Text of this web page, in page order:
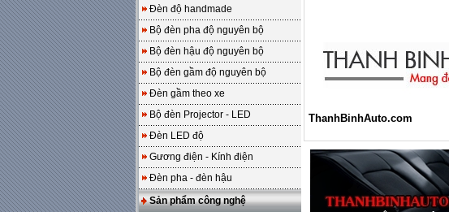
Đèn độ handmade
Bộ đèn pha độ nguyên bộ
Bộ đèn hậu độ nguyên bộ
Bộ đèn gầm độ nguyên bộ
Đèn gầm theo xe
Bộ đèn Projector - LED
Đèn LED độ
Gương điện - Kính điện
Đèn pha - đèn hậu
Sản phẩm công nghệ
ThanhBinhAuto.com